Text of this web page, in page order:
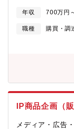
給とコスト最適化
購買条件（価格・
サプライヤーの開
引先との関係構築
1,200店舗に食材を
業競争力に直接貢
築業務■在庫管理
年収 700万円
職種
購買・調
IP商品企画（
メディア・広告